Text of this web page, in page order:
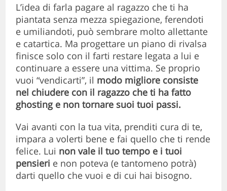
L’idea di farla pagare al ragazzo che ti ha
piantata senza mezza spiegazione, ferendoti
e umiliandoti, può sembrare molto allettante
e catartica. Ma progettare un piano di rivalsa
finisce solo con il farti restare legata a lui e
continuare a essere una vittima. Se proprio
vuoi “vendicarti”, il modo migliore consiste
nel chiudere con il ragazzo che ti ha fatto
ghosting e non tornare suoi tuoi passi.
Vai avanti con la tua vita, prenditi cura di te,
impara a volerti bene e fai quello che ti rende
felice. Lui non vale il tuo tempo e i tuoi
pensieri e non poteva (e tantomeno potrà)
darti quello che vuoi e di cui hai bisogno.